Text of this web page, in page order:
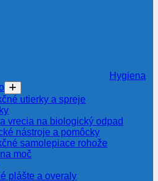
Hygiena
utierky a spreje
vrecia na biologický odpad
nástroje a pomôcky
samolepiace rohože
moč
plášte a overaly